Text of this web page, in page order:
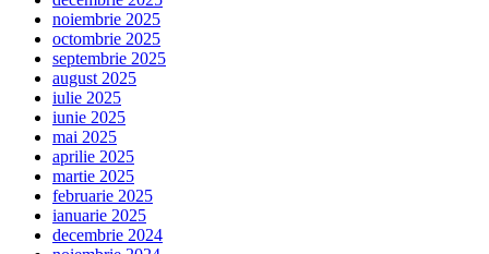
noiembrie 2025
octombrie 2025
septembrie 2025
august 2025
iulie 2025
iunie 2025
mai 2025
aprilie 2025
martie 2025
februarie 2025
ianuarie 2025
decembrie 2024